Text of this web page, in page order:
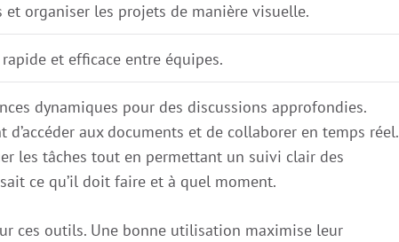
et organiser les projets de manière visuelle.
et efficace entre équipes.
dynamiques pour des discussions approfondies.
aux documents et de collaborer en temps réel.
les tâches tout en permettant un suivi clair des
ce qu’il doit faire et à quel moment.
ces outils. Une bonne utilisation maximise leur